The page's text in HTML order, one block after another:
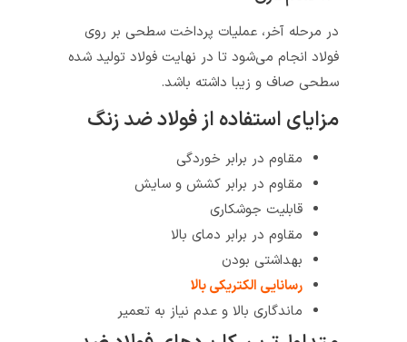
در مرحله آخر، عملیات پرداخت سطحی بر روی
فولاد انجام می‌شود تا در نهایت فولاد تولید شده
سطحی صاف و زیبا داشته باشد.
مزایای استفاده از فولاد ضد زنگ
مقاوم در برابر خوردگی
مقاوم در برابر کشش و سایش
قابلیت جوشکاری
مقاوم در برابر دمای بالا
بهداشتی بودن
رسانایی الکتریکی بالا
ماندگاری بالا و عدم نیاز به تعمیر